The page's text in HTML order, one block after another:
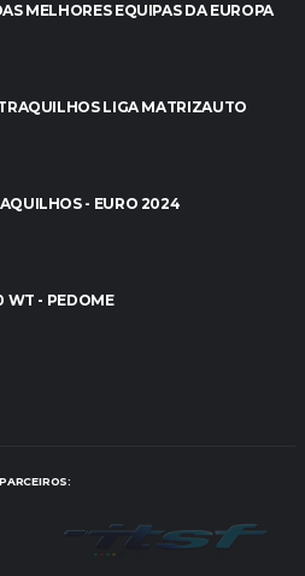
MELHORES EQUIPAS DA EUROPA
LIGA MATRIZAUTO
- EURO 2024
WT - PEDOME
PARCEIROS: